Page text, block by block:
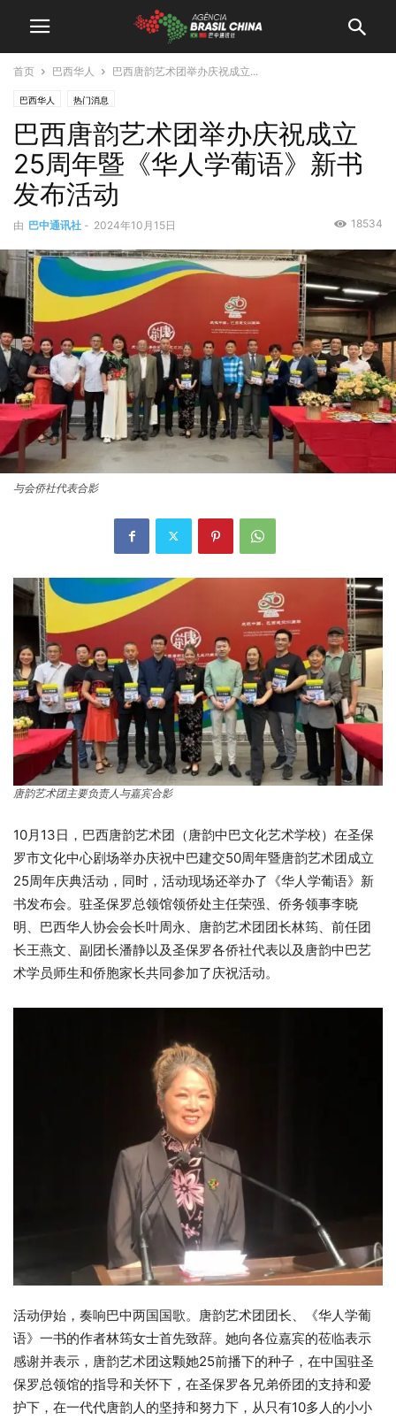
首页 巴西华人 巴西唐韵艺术团举办庆祝成立...
巴西华人 热门消息
巴西唐韵艺术团举办庆祝成立
25周年暨《华人学葡语》新书
发布活动
由 巴中通讯社 - 2024年10月15日 18534
与会侨社代表合影
唐韵艺术团主要负责人与嘉宾合影
10月13日，巴西唐韵艺术团（唐韵中巴文化艺术学校）在圣保
罗市文化中心剧场举办庆祝中巴建交50周年暨唐韵艺术团成立
25周年庆典活动，同时，活动现场还举办了《华人学葡语》新
书发布会。驻圣保罗总领馆领侨处主任荣强、侨务领事李晓
明、巴西华人协会会长叶周永、唐韵艺术团团长林筠、前任团
长王燕文、副团长潘静以及圣保罗各侨社代表以及唐韵中巴艺
术学员师生和侨胞家长共同参加了庆祝活动。
活动伊始，奏响巴中两国国歌。唐韵艺术团团长、《华人学葡
语》一书的作者林筠女士首先致辞。她向各位嘉宾的莅临表示
感谢并表示，唐韵艺术团这颗她25前播下的种子，在中国驻圣
保罗总领馆的指导和关怀下，在圣保罗各兄弟侨团的支持和爱
护下，在一代代唐韵人的坚持和努力下，从只有10多人的小小